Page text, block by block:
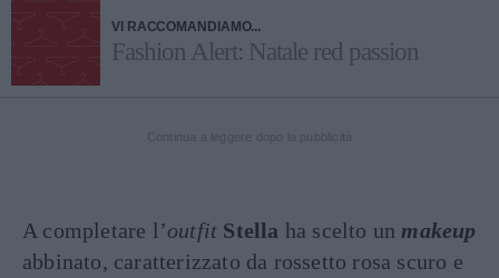
VI RACCOMANDIAMO...
Fashion Alert: Natale red passion
A completare l’outfit Stella ha scelto un makeup
abbinato, caratterizzato da rossetto rosa scuro e